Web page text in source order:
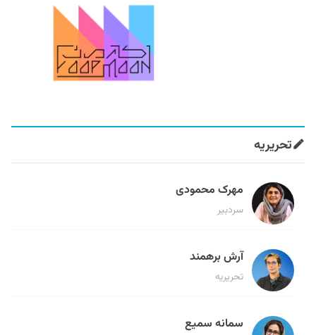
تحریریه
مهرک محمودی
سردبیر
آرش برهمند
تحریریه
سمانه سمیع